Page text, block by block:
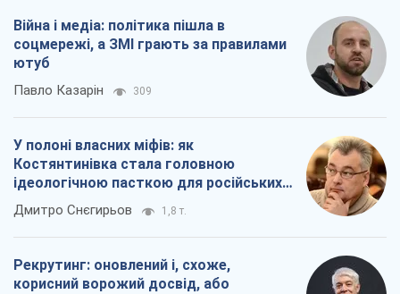
Війна і медіа: політика пішла в
соцмережі, а ЗМІ грають за правилами
ютуб
Павло Казарін 309
У полоні власних міфів: як
Костянтинівка стала головною
ідеологічною пасткою для російських
окупантів
Дмитро Снєгирьов 1,8 т.
Рекрутинг: оновлений і, схоже,
корисний ворожий досвід, або